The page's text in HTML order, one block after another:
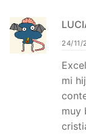
24/11/
mi
muy